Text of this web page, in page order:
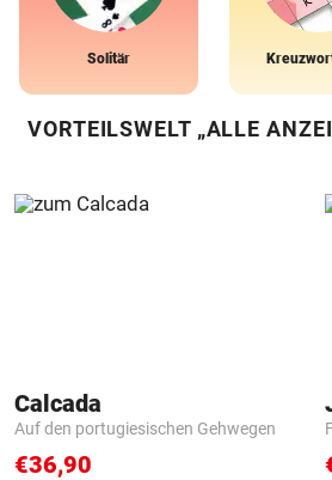
Solitär
VORTEILSWELT „ALLE
Calcada
Auf den portugiesischen Gehwegen
€36,90